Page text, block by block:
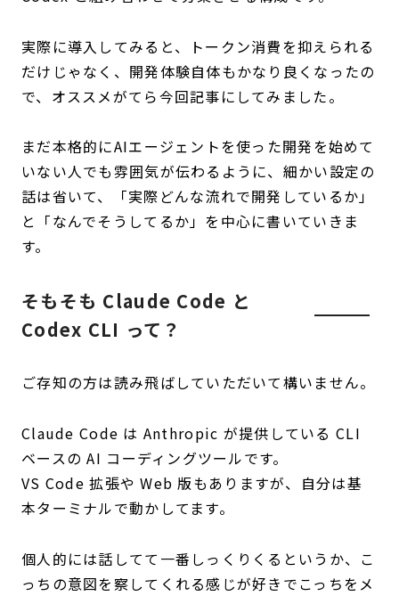
実際に導入してみると、トークン消費を抑えられる
だけじゃなく、開発体験自体もかなり良くなったの
で、オススメがてら今回記事にしてみました。
まだ本格的にAIエージェントを使った開発を始めて
いない人でも雰囲気が伝わるように、細かい設定の
話は省いて、「実際どんな流れで開発しているか」
と「なんでそうしてるか」を中心に書いていきま
す。
そもそも Claude Code と
Codex CLI って？
ご存知の方は読み飛ばしていただいて構いません。
Claude Code は Anthropic が提供している CLI
ベースの AI コーディングツールです。
VS Code 拡張や Web 版もありますが、自分は基
本ターミナルで動かしてます。
個人的には話してて一番しっくりくるというか、こ
っちの意図を察してくれる感じが好きでこっちをメ